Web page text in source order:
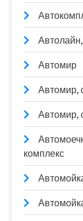
Автомир
Автомир,
Автомир,
комплекс